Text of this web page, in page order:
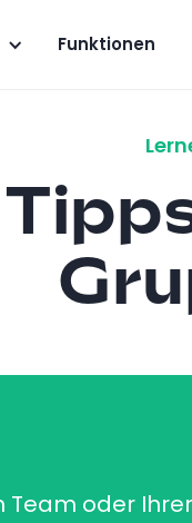
Funktionen
Team oder Ihrer